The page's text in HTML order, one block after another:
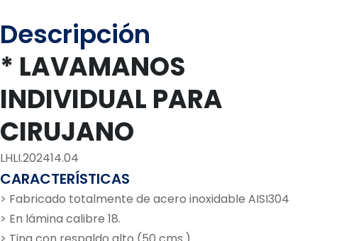
Descripción
* LAVAMANOS
INDIVIDUAL PARA
CIRUJANO
LHLI.202414.04
CARACTERÍSTICAS
> Fabricado totalmente de acero inoxidable AISI304
> En lámina calibre 18.